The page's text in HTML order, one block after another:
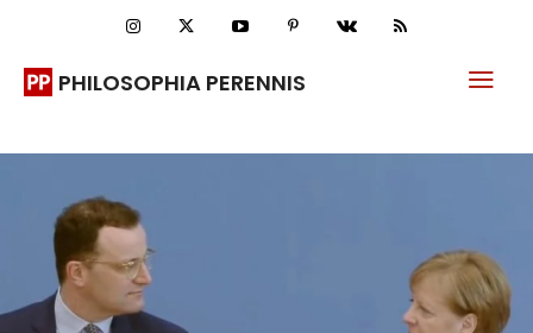
PHILOSOPHIA PERENNIS